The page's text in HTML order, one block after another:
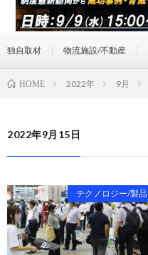
独自取材 物流施設/不動産
HOME 2022年 9月
2022年9月15日
テクノロジー/製品